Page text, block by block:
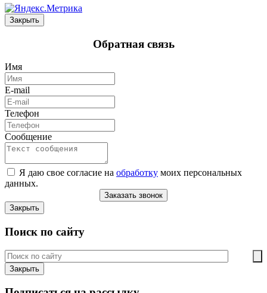
Закрыть
Обратная связь
Имя
E-mail
Телефон
Сообщение
Я даю свое согласие на обработку моих персональных
данных.
Заказать звонок
Закрыть
Поиск по сайту
Закрыть